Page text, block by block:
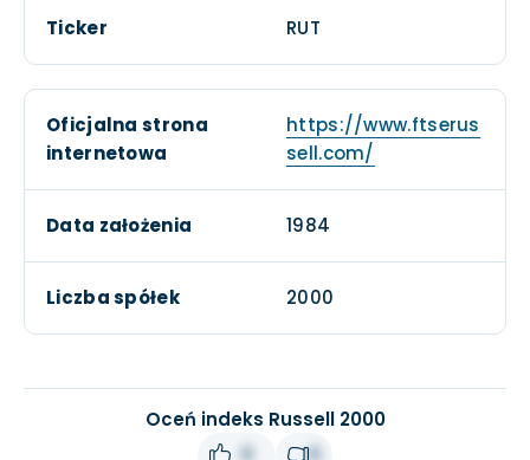
Ticker RUT
Oficjalna strona
internetowa
https://www.ftserus
sell.com/
Data założenia 1984
Liczba spółek 2000
Oceń indeks Russell 2000